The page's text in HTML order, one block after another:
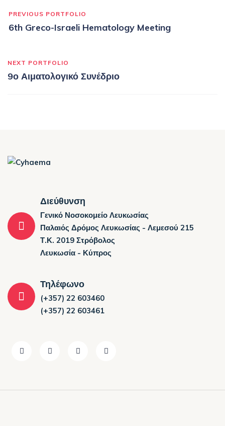
PREVIOUS PORTFOLIO
6th Greco-Israeli Hematology Meeting
NEXT PORTFOLIO
9ο Αιματολογικό Συνέδριο
Διεύθυνση
Γενικό Νοσοκομείο Λευκωσίας
Παλαιός Δρόμος Λευκωσίας - Λεμεσού 215
Τ.Κ. 2019 Στρόβολος
Λευκωσία - Κύπρος
Τηλέφωνο
(+357) 22 603460
(+357) 22 603461